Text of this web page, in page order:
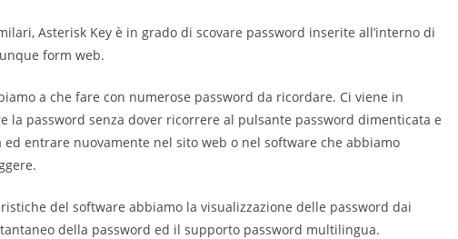
Asterisk Key è in grado di scovare password inserite all’interno di
form web.
a che fare con numerose password da ricordare. Ci viene in
la password senza dover ricorrere al pulsante password dimenticata e
entrare nuovamente nel sito web o nel software che abbiamo
del software abbiamo la visualizzazione delle password dai
della password ed il supporto password multilingua.